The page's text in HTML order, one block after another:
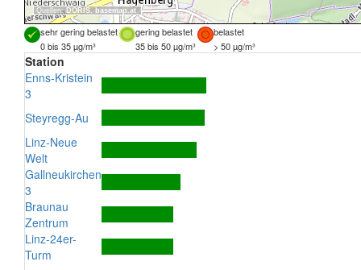
Quellen: DORIS,basemap.at
sehr gering belastet gering belastet
belastet
0 bis 35 µg/m³
35 bis 50 µg/m³ > 50 µg/m³
Station
Enns-Kristein
3
Steyregg-Au
Linz-Neue
Welt
Gallneukirchen
3
Braunau
Zentrum
Linz-24er-
Turm